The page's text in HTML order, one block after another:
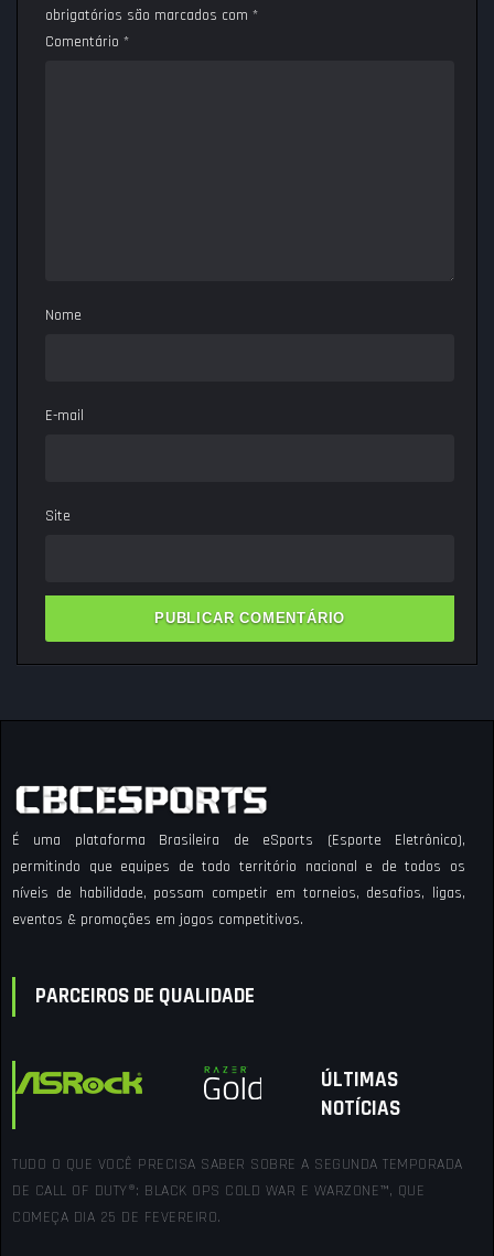
obrigatórios são marcados com *
Comentário *
Nome
E-mail
Site
É uma plataforma Brasileira de eSports (Esporte Eletrônico),
permitindo que equipes de todo território nacional e de todos os
níveis de habilidade, possam competir em torneios, desafios, ligas,
eventos & promoções em jogos competitivos.
PARCEIROS DE QUALIDADE
ÚLTIMAS
NOTÍCIAS
TUDO O QUE VOCÊ PRECISA SABER SOBRE A SEGUNDA TEMPORADA
DE CALL OF DUTY®: BLACK OPS COLD WAR E WARZONE™, QUE
COMEÇA DIA 25 DE FEVEREIRO.